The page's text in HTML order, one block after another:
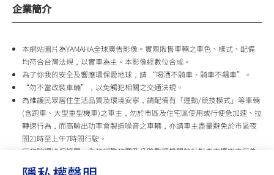
企業簡介
本網站圖片為YAMAHA全球廣告影像。實際販售車輛之車色、樣式、配備
均符合台灣法規，以實車為主。本影像經數位合成。
為了你我的安全及響應環保愛地球，請 “喝酒不騎車、騎車不飆車”。
“勿不當改裝車輛”，以免觸犯相關之交通法規。
為維護民眾居住生活品質及環境安寧，請配備有「運動/競技模式」等車輛
(含跑車、大型重型機車)之車主，勿於市區及住宅區使用或行使急加速、拉
轉速行為，而高輸出功率會製造噪音之車輛，亦請車主盡量避免於市區夜
間21時至上午7時間行駛。
行政院環境保護署、內政部警政署及公路監理機關將針對車主擾寧之行為